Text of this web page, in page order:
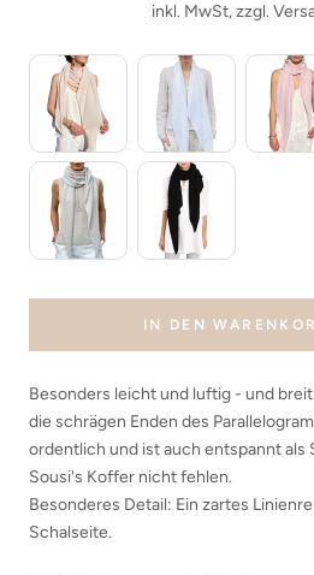
inkl. MwSt, zzgl.
IN DEN
Besonders leicht und luftig - und
die schrägen Enden des
ordentlich und ist auch entspannt als
Sousi's Koffer nicht fehlen.
Besonderes Detail: Ein zartes
Schalseite.